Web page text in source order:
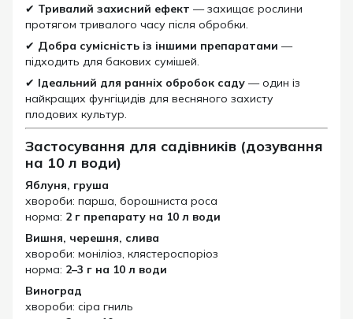
✔ Тривалий захисний ефект — захищає рослини
протягом тривалого часу після обробки.
✔ Добра сумісність із іншими препаратами —
підходить для бакових сумішей.
✔ Ідеальний для ранніх обробок саду — один із
найкращих фунгіцидів для весняного захисту
плодових культур.
Застосування для садівників (дозування
на 10 л води)
Яблуня, груша
хвороби: парша, борошниста роса
норма: 2 г препарату на 10 л води
Вишня, черешня, слива
хвороби: моніліоз, клястероспоріоз
норма: 2–3 г на 10 л води
Виноград
хвороби: сіра гниль